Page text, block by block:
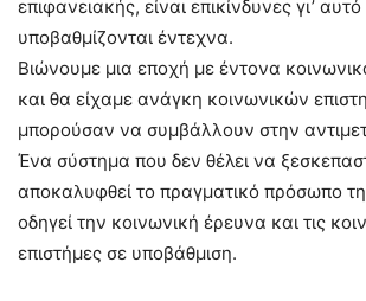
επιφανειακής, είναι επικίνδυνες γι’ αυτό
υποβαθμίζονται έντεχνα.
Βιώνουμε μια εποχή με έντονα
και θα είχαμε ανάγκη κοινωνικών
μπορούσαν να συμβάλλουν στην
Ένα σύστημα που δεν θέλει να
αποκαλυφθεί το πραγματικό πρόσωπο
οδηγεί την κοινωνική έρευνα και τις
επιστήμες σε υποβάθμιση.